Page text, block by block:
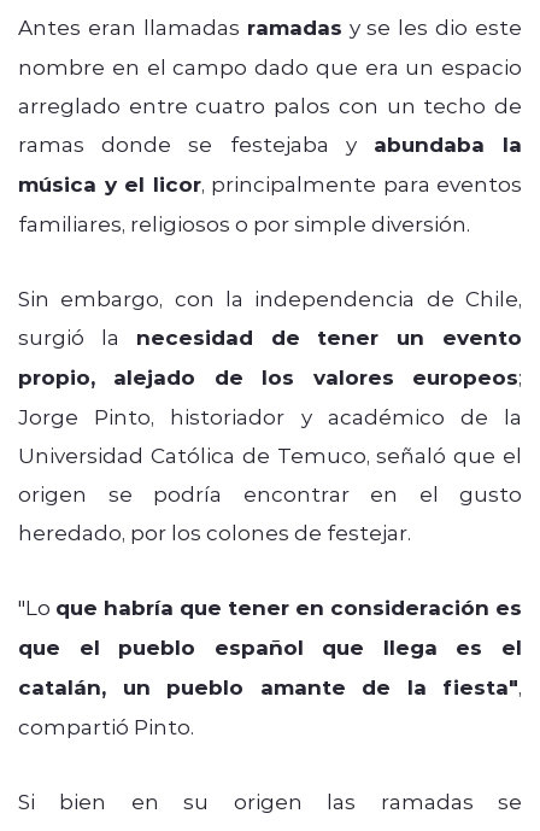
Antes eran llamadas ramadas y se les dio este
nombre en el campo dado que era un espacio
arreglado entre cuatro palos con un techo de
ramas donde se festejaba y abundaba la
música y el licor, principalmente para eventos
familiares, religiosos o por simple diversión.
Sin embargo, con la independencia de Chile,
surgió la necesidad de tener un evento
propio, alejado de los valores europeos;
Jorge Pinto, historiador y académico de la
Universidad Católica de Temuco, señaló que el
origen se podría encontrar en el gusto
heredado, por los colones de festejar.
"Lo que habría que tener en consideración es
que el pueblo español que llega es el
catalán, un pueblo amante de la fiesta",
compartió Pinto.
Si bien en su origen las ramadas se